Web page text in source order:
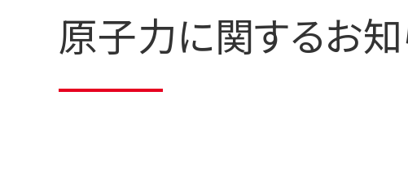
原子力に関するお